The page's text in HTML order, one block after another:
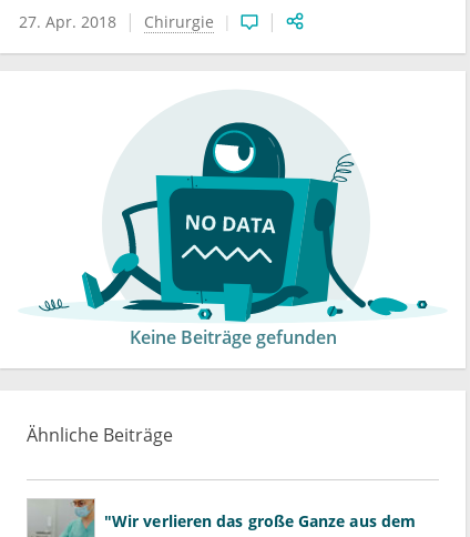
27. Apr. 2018 Chirurgie
Keine Beiträge gefunden
Ähnliche Beiträge
"Wir verlieren das große Ganze aus dem